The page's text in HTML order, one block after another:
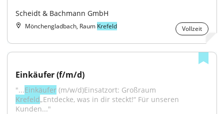
Scheidt & Bachmann GmbH
Mönchengladbach, Raum Krefeld Vollzeit
Einkäufer (f/m/d)
"...Einkäufer
Krefeld„Entdecke, was in dir steckt!“ Für unseren
Kunden..."